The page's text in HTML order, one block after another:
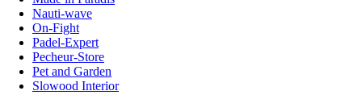
Nauti-wave
On-Fight
Padel-Expert
Pecheur-Store
Pet and Garden
Slowood Interior